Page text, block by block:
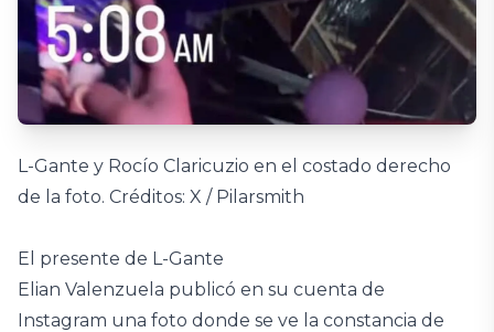
L-Gante y Rocío Claricuzio en el costado derecho
de la foto. Créditos: X / Pilarsmith
El presente de L-Gante
Elian Valenzuela publicó en su cuenta de
Instagram una foto donde se ve la constancia de